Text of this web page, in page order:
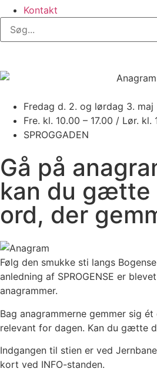
Kontakt
Fredag d. 2. og lørdag 3. maj
Fre. kl. 10.00 – 17.00 / Lør. kl.
SPROGGADEN
Gå på
kan du gætte
ord, der
Følg den smukke sti langs
anledning af SPROGENSE er
anagrammer.
Bag anagrammerne gemmer sig
relevant for dagen. Kan du gætte
Indgangen til stien er ved
kort ved INFO-standen.